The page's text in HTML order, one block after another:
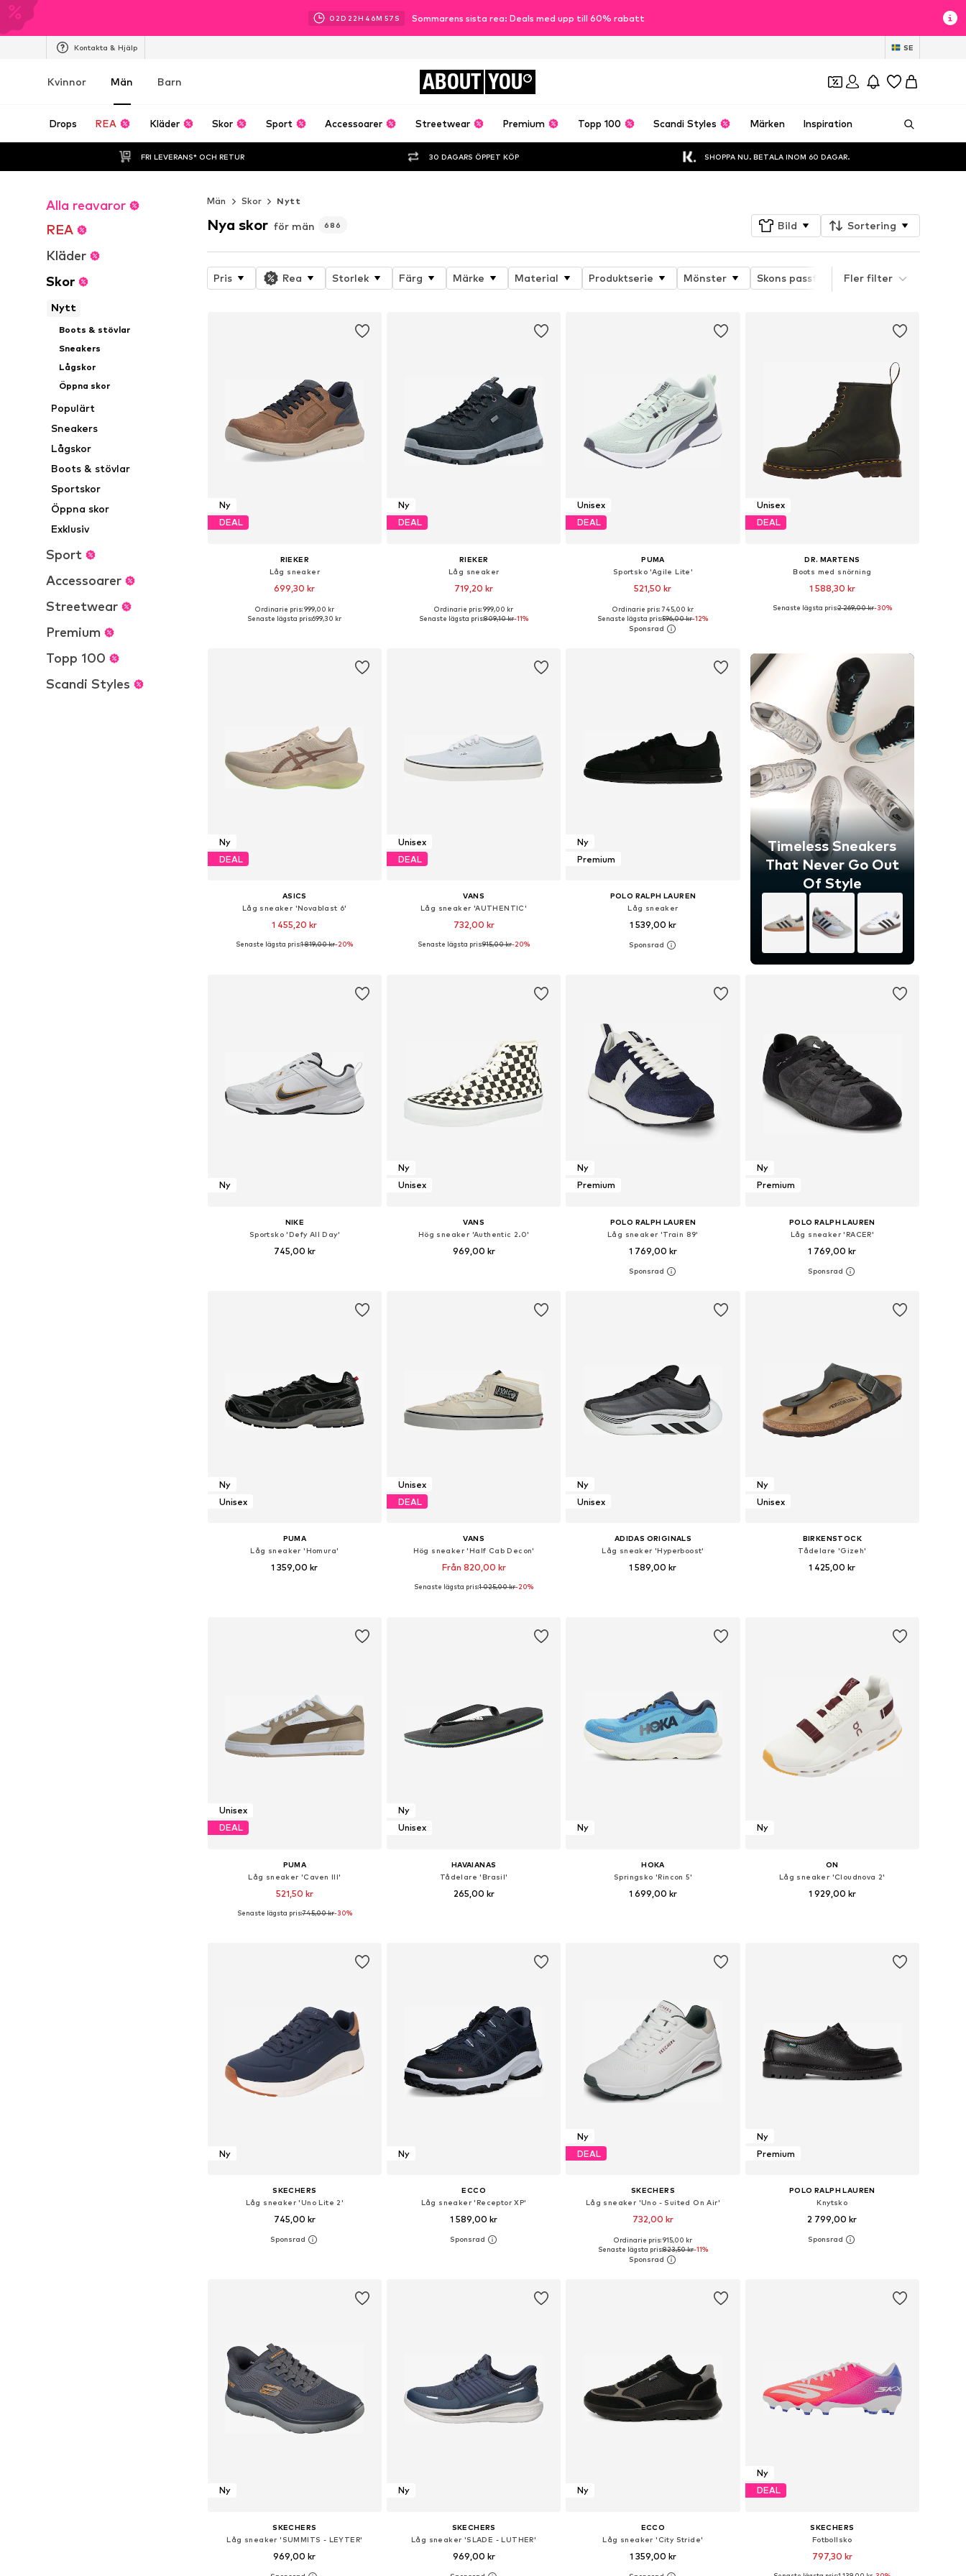
02D 22H 46M 55 S Sommarens sista rea: Deals med upp till 60% rabatt
Kontakta & Hjälp SE
Kvinnor Män Barn ABOUT YOU
Drops REA Kläder Skor Sport Accessoarer Streetwear Premium Topp 100 Scandi Styles Märken Inspiration
FRI LEVERANS* OCH RETUR 30 DAGARS ÖPPET KÖP SHOPPA NU. BETALA INOM 60 DAGAR.
Alla reavaror
REA
Kläder
Skor
Nytt
Boots & stövlar
Sneakers
Lågskor
Öppna skor
Populärt
Sneakers
Lågskor
Boots & stövlar
Sportskor
Öppna skor
Exklusiv
Sport
Accessoarer
Streetwear
Premium
Topp 100
Scandi Styles
Män Skor Nytt
Nya skor för män 686 Bild Sortering
Pris Rea Storlek Färg Märke Material Produktserie Mönster Skons passform Klackhöjd
Fler filter
Ny
DEAL
RIEKER
Låg sneaker
699,30 kr
Tillgänglig i många storlekar
Ordinarie pris: 999,00 kr
Senaste lägsta pris:699,30 kr
Ny
DEAL
RIEKER
Låg sneaker
719,20 kr
Tillgänglig i många storlekar
Ordinarie pris: 999,00 kr
Senaste lägsta pris:809,10 kr-11%
Unisex
DEAL
PUMA
Sportsko 'Agile Lite'
521,50 kr
Tillgänglig i många storlekar
Lägg till i varukorgen
Ordinarie pris: 745,00 kr
Senaste lägsta pris:596,00 kr-12%
Unisex
DEAL
DR. MARTENS
Boots med snörning
1 588,30 kr
Tillgänglig i många storlekar
Senaste lägsta pris:2 269,00 kr-30%
Ny
DEAL
ASICS
Låg sneaker 'Novablast 6'
1 455,20 kr
Tillgänglig i många storlekar
Senaste lägsta pris:1 819,00 kr-20%
Unisex
DEAL
VANS
Låg sneaker 'AUTHENTIC'
732,00 kr
Tillgänglig i många storlekar
Senaste lägsta pris:915,00 kr-20%
Ny
Premium
POLO RALPH LAUREN
Låg sneaker
1 539,00 kr
Tillgänglig i många storlekar
Timeless Sneakers
That Never Go Out
Of Style
Ny
NIKE
Sportsko 'Defy All Day'
745,00 kr
Ny
Unisex
VANS
Hög sneaker 'Authentic 2.0'
969,00 kr
Ny
Premium
POLO RALPH LAUREN
Låg sneaker 'Train 89'
1 769,00 kr
Tillgänglig i många storlekar
Ny
Premium
POLO RALPH LAUREN
Låg sneaker 'RACER'
1 769,00 kr
Tillgänglig i många storlekar
Ny
Unisex
PUMA
Låg sneaker 'Homura'
1 359,00 kr
Unisex
DEAL
VANS
Hög sneaker 'Half Cab Decon'
Från 820,00 kr
Tillgänglig i många storlekar
Senaste lägsta pris:1 025,00 kr-20%
Ny
Unisex
ADIDAS ORIGINALS
Låg sneaker 'Hyperboost'
1 589,00 kr
Ny
Unisex
BIRKENSTOCK
Tådelare 'Gizeh'
1 425,00 kr
Unisex
DEAL
PUMA
Låg sneaker 'Caven III'
521,50 kr
+2
Tillgänglig i många storlekar
Senaste lägsta pris:745,00 kr-30%
Ny
Unisex
HAVAIANAS
Tådelare 'Brasil'
265,00 kr
Ny
HOKA
Springsko 'Rincon 5'
1 699,00 kr
Ny
ON
Låg sneaker 'Cloudnova 2'
1 929,00 kr
Ny
SKECHERS
Låg sneaker 'Uno Lite 2'
745,00 kr
Tillgänglig i många storlekar
Ny
ECCO
Låg sneaker 'Receptor XP'
1 589,00 kr
Tillgänglig i många storlekar
Ny
DEAL
SKECHERS
Låg sneaker 'Uno - Suited On Air'
732,00 kr
Tillgänglig i många storlekar
Lägg till i varukorgen
Ordinarie pris: 915,00 kr
Senaste lägsta pris:823,50 kr-11%
Ny
Premium
POLO RALPH LAUREN
Knytsko
2 799,00 kr
Tillgänglig i många storlekar
Ny
SKECHERS
Låg sneaker 'SUMMITS - LEYTER'
969,00 kr
Ny
SKECHERS
Låg sneaker 'SLADE - LUTHER'
969,00 kr
Ny
ECCO
Låg sneaker 'City Stride'
1 359,00 kr
Ny
DEAL
SKECHERS
Fotbollsko
797,30 kr